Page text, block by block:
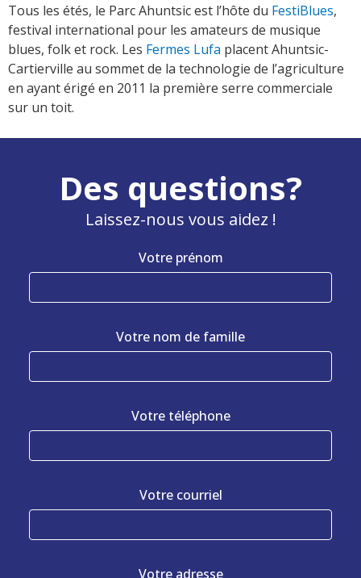
Tous les étés, le Parc Ahuntsic est l’hôte du FestiBlues,
festival international pour les amateurs de musique
blues, folk et rock. Les Fermes Lufa placent Ahuntsic-
Cartierville au sommet de la technologie de l’agriculture
en ayant érigé en 2011 la première serre commerciale
sur un toit.
Des questions?
Laissez-nous vous aidez !
Votre prénom
Votre nom de famille
Votre téléphone
Votre courriel
Votre adresse